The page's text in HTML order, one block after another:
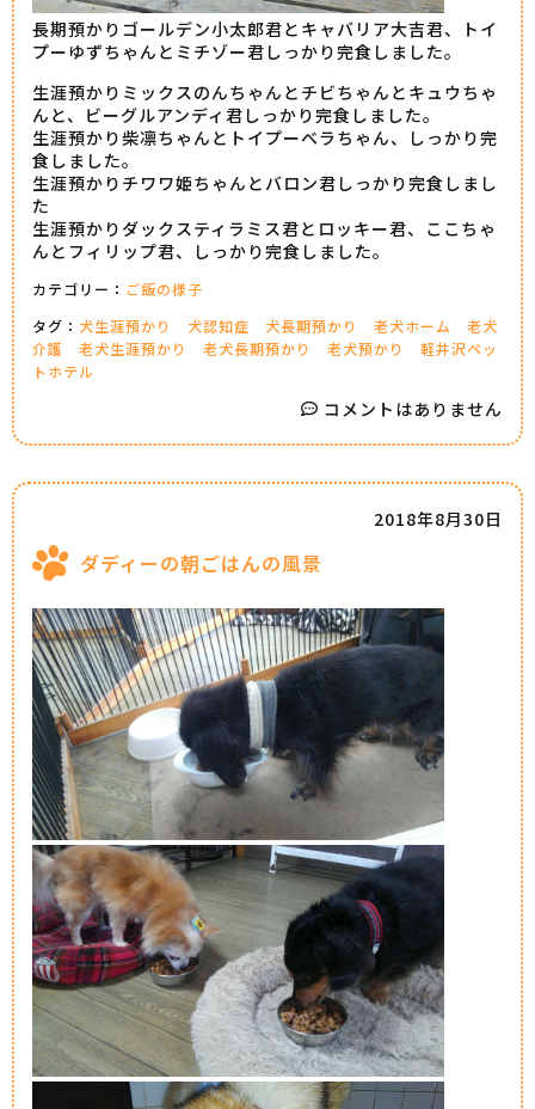
長期預かりゴールデン小太郎君とキャバリア大吉君、トイ
プーゆずちゃんとミチゾー君しっかり完食しました。
生涯預かりミックスのんちゃんとチビちゃんとキュウちゃ
んと、ビーグルアンディ君しっかり完食しました。
生涯預かり柴凛ちゃんとトイプーベラちゃん、しっかり完
食しました。
生涯預かりチワワ姫ちゃんとバロン君しっかり完食しまし
た
生涯預かりダックスティラミス君とロッキー君、ここちゃ
んとフィリップ君、しっかり完食しました。
カテゴリー： ご飯の様子
タグ： 犬生涯預かり 犬認知症 犬長期預かり 老犬ホーム
老犬
介護
老犬生涯預かり 老犬長期預かり 老犬預かり
軽井沢ペッ
トホテル
コメントはありません
ダディーの朝ごはんの風景
2018年8月30日